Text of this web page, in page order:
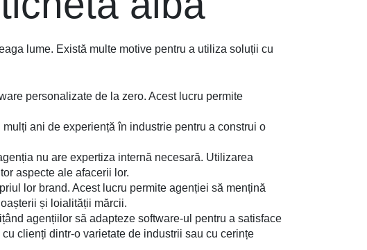
lume. Există multe motive pentru a utiliza soluții cu
personalizate de la zero. Acest lucru permite
ani de experiență în industrie pentru a construi o
nu are expertiza internă necesară. Utilizarea
aspecte ale afacerii lor.
lor brand. Acest lucru permite agenției să mențină
și loialității mărcii.
agențiilor să adapteze software-ul pentru a satisface
clienți dintr-o varietate de industrii sau cu cerințe